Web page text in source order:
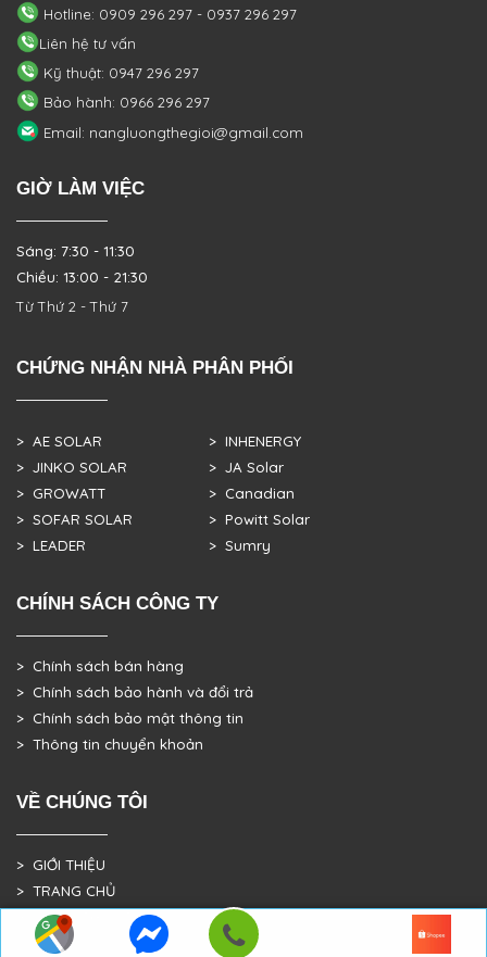
Hotline: 0909 296 297 - 0937 296 297
Liên hệ tư vấn
Kỹ thuật: 0947 296 297
Bảo hành: 0966 296 297
Email: nangluongthegioi@gmail.com
GIỜ LÀM VIỆC
Sáng: 7:30 - 11:30
Chiều: 13:00 - 21:30
Từ Thứ 2 - Thứ 7
CHỨNG NHẬN NHÀ PHÂN PHỐI
> AE SOLAR
> JINKO SOLAR
> GROWATT
> SOFAR SOLAR
> LEADER
> INHENERGY
> JA Solar
> Canadian
> Powitt Solar
> Sumry
CHÍNH SÁCH CÔNG TY
> Chính sách bán hàng
> Chính sách bảo hành và đổi trả
> Chính sách bảo mật thông tin
> Thông tin chuyển khoản
VỀ CHÚNG TÔI
> GIỚI THIỆU
> TRANG CHỦ
> DỰ ÁN THỰC TẾ